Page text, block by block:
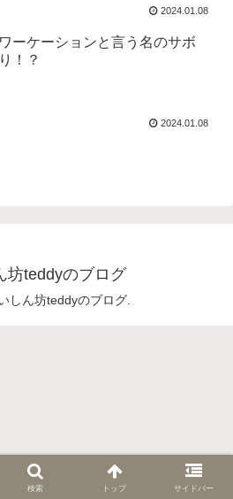
2024.01.08
ワーケーションと言う名のサボ
り！？
2024.01.08
坊teddyのブログ
しん坊teddyのブログ.
検索 トップ サイドバー